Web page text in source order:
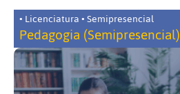
• Licenciatura • Semipresencial
Pedagogia (Semipresencial)